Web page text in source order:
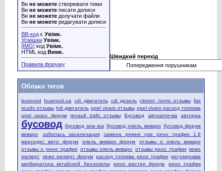
Ви не можете створювати теми
Ви не можете писати дописи
Ви не можете долучати файли
Ви не можете редагувати дописи
BB-код є Увімк.
Усмішки Увімк.
[IMG] код Увімк.
HTML код Вимк.
Правила форуму
Швидкий перехід
Облако тегов
busovod busovod.ua cdi двигатель cdi дизель citroen nemo отзывы fiat
scudo отзывы hdi двигатель opel vivaro отзывы opel vivaro расход топлива
opel vivaro форум
renault trafic отзывы Бусовод автоаптечка авториа
бусовод бусовод ком юа бусовод опель виваро бусовод форум
виваро
забилась канализация
замена ремня грм рено трафик 1.9
мерседес вито форум
опель виваро форум
отзывы о опель виваро
отзывы о рено трафик отзывы опель виваро отзывы рено трафик пежо
експерт пежо експерт форум расход топлива рено трафик регулировка
карбюратора китайской бензопилы
рено мастер форум
рено трафик